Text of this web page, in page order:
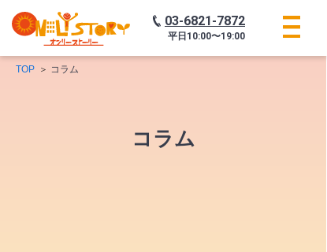
03-6821-7872
平日 10:00〜19:00
TOP コラム
コラム